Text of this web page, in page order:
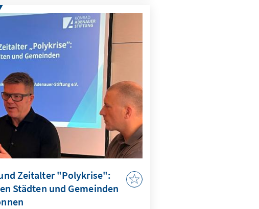
Wege zu mehr
Zusammenhalt im Fokus.
Polarisierung und
gegenüber Institutionen
die Frage, wie die
globalisierten, sich rasch
bestehen kann. Die Reihe
Werte in der digitalen Ära
wie wir den
stärken können.
Zeitalter "Polykrise":
Städten und Gemeinden